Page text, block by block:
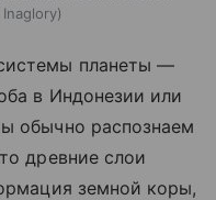
планеты —
в Индонезии или
обычно распознаем
древние слои
земной коры,